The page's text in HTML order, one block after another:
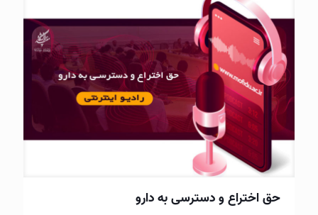
حق اختراع و دسترسی به دارو